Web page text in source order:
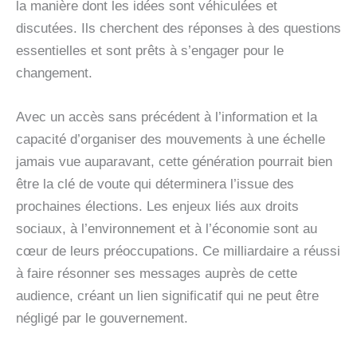
la manière dont les idées sont véhiculées et
discutées. Ils cherchent des réponses à des questions
essentielles et sont prêts à s’engager pour le
changement.
Avec un accès sans précédent à l’information et la
capacité d’organiser des mouvements à une échelle
jamais vue auparavant, cette génération pourrait bien
être la clé de voute qui déterminera l’issue des
prochaines élections. Les enjeux liés aux droits
sociaux, à l’environnement et à l’économie sont au
cœur de leurs préoccupations. Ce milliardaire a réussi
à faire résonner ses messages auprès de cette
audience, créant un lien significatif qui ne peut être
négligé par le gouvernement.